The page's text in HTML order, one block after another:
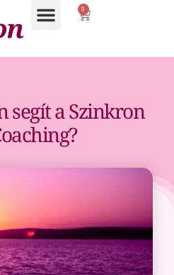
0
segít a Szinkron